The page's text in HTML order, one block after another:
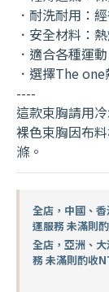
．耐洗耐用：
．安全材料：
．適合各種運
．選擇The
----
這款束胸請用
裸色束胸因布
滌。
全店，中國、
運服務 未滿則
全店，亞洲、
務 未滿則酌收